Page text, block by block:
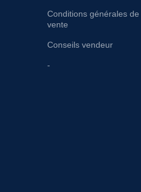
Conditions générales de
vente
Conseils vendeur
-